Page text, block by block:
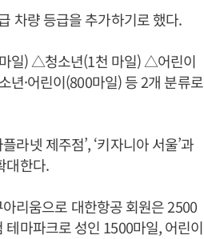
차량 등급을 추가하기로 했다.
일) △청소년(1천 마일) △어린이
·어린이(800마일) 등 2개 분류로
라넷 제주점’, ‘키자니아 서울’과
대한다.
리움으로 대한항공 회원은 2500
마파크로 성인 1500마일, 어린이